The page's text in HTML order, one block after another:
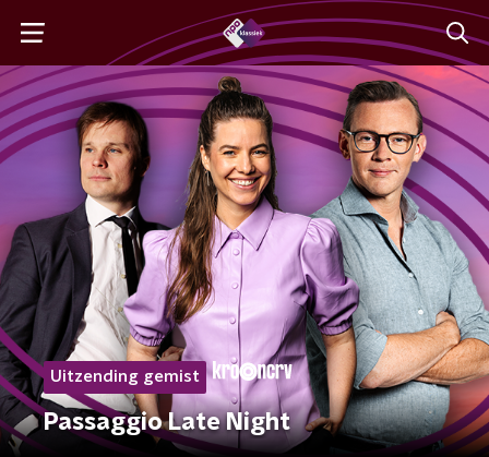
Uitzending gemist
Passaggio Late Night